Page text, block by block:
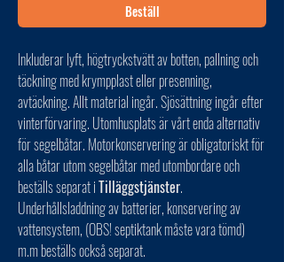
Beställ
Inkluderar lyft, högtryckstvätt av botten, pallning och
täckning med krympplast eller presenning,
avtäckning. Allt material ingår. Sjösättning ingår efter
vinterförvaring. Utomhusplats är vårt enda alternativ
för segelbåtar. Motorkonservering är obligatoriskt för
alla båtar utom segelbåtar med utombordare och
beställs separat iTilläggstjänster.
Underhållsladdning av batterier, konservering av
vattensystem, (OBS! septiktank måste vara tömd)
m.m beställs också separat.